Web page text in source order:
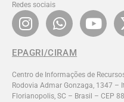
Redes sociais
EPAGRI/CIRAM
Centro de Informações de
Rodovia Admar Gonzaga, 1347 –
Florianopolis, SC – Brasil – CEP